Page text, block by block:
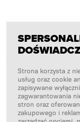
Strona korzysta z
usług oraz cookie
zapisywane
zagwarantowania
stron oraz
zakupowego i